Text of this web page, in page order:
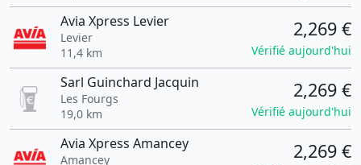
Avia Xpress Levier
Levier
11,4 km
2,269 €
Vérifié aujourd'hui
Sarl Guinchard Jacquin
Les Fourgs
19,0 km
2,269 €
Vérifié aujourd'hui
Avia Xpress Amancey
Amancey
2,269 €